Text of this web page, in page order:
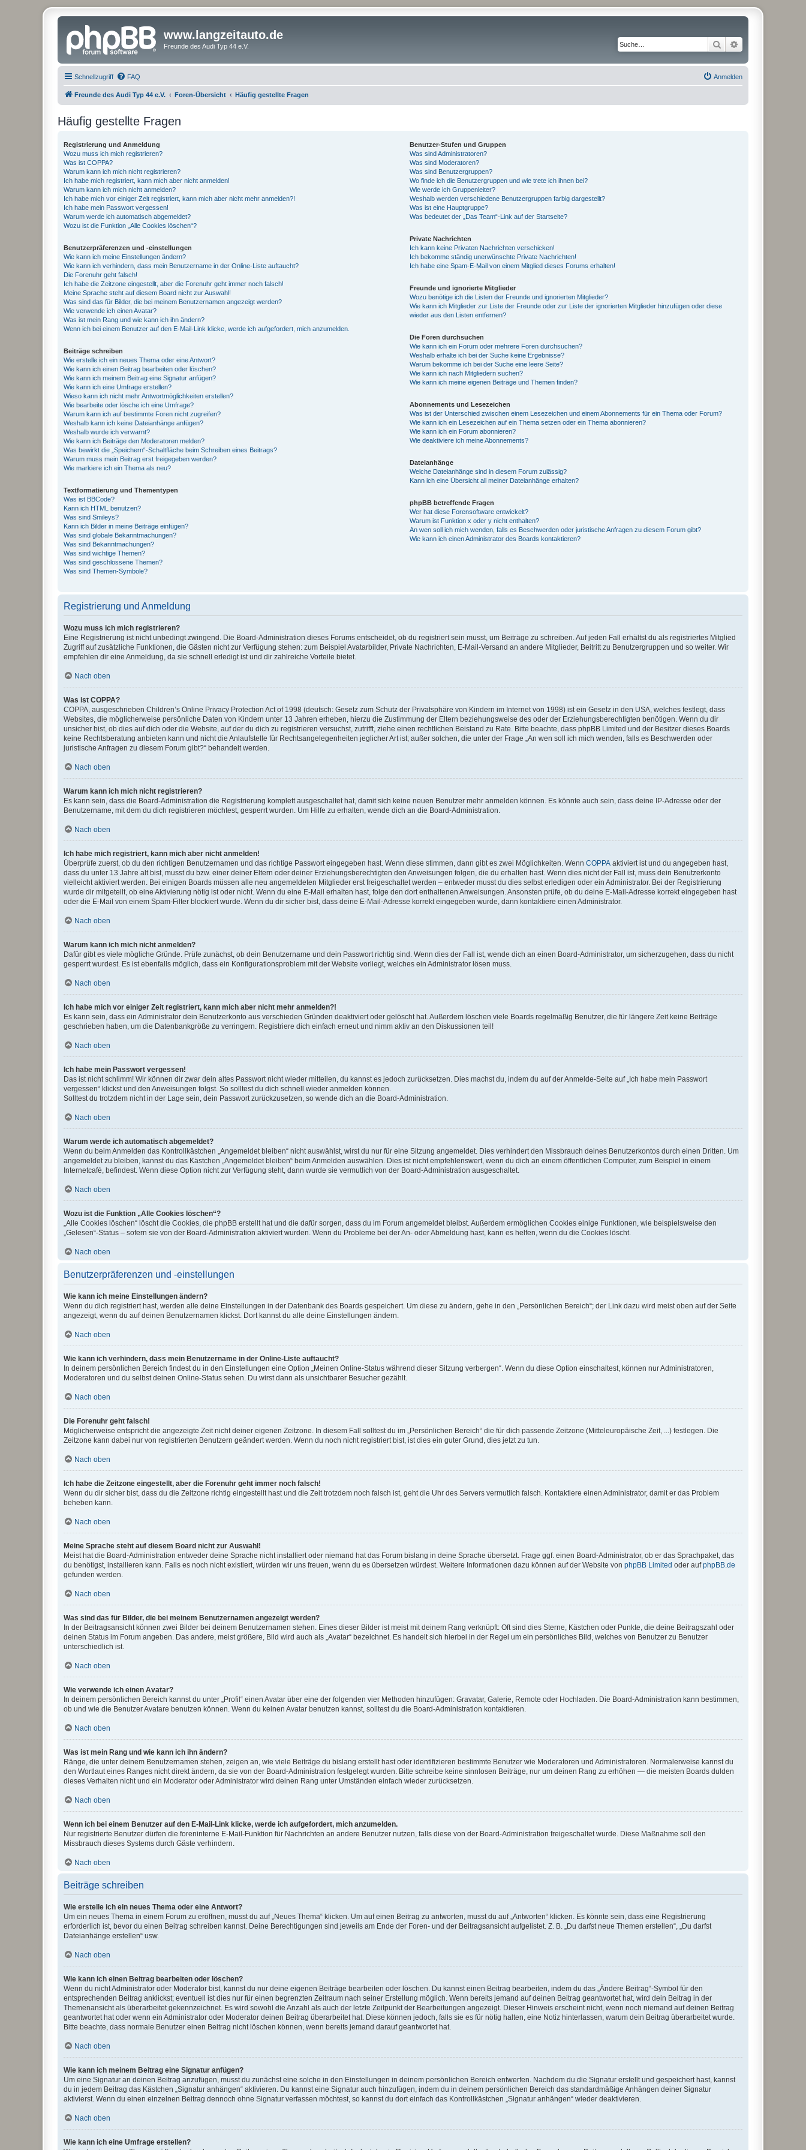
www.langzeitauto.de
Freunde des Audi Typ 44 e.V. Suche
Schnellzugriff FAQ Anmelden
Freunde des Audi Typ 44 e.V. Foren-Übersicht Häufig gestellte Fragen
Häufig gestellte Fragen
Registrierung und Anmeldung
Wozu muss ich mich registrieren?
Was ist COPPA?
Warum kann ich mich nicht registrieren?
Ich habe mich registriert, kann mich aber nicht anmelden!
Warum kann ich mich nicht anmelden?
Ich habe mich vor einiger Zeit registriert, kann mich aber nicht mehr anmelden?!
Ich habe mein Passwort vergessen!
Warum werde ich automatisch abgemeldet?
Wozu ist die Funktion „Alle Cookies löschen“?
Benutzerpräferenzen und -einstellungen
Wie kann ich meine Einstellungen ändern?
Wie kann ich verhindern, dass mein Benutzername in der Online-Liste auftaucht?
Die Forenuhr geht falsch!
Ich habe die Zeitzone eingestellt, aber die Forenuhr geht immer noch falsch!
Meine Sprache steht auf diesem Board nicht zur Auswahl!
Was sind das für Bilder, die bei meinem Benutzernamen angezeigt werden?
Wie verwende ich einen Avatar?
Was ist mein Rang und wie kann ich ihn ändern?
Wenn ich bei einem Benutzer auf den E-Mail-Link klicke, werde ich aufgefordert, mich anzumelden.
Beiträge schreiben
Wie erstelle ich ein neues Thema oder eine Antwort?
Wie kann ich einen Beitrag bearbeiten oder löschen?
Wie kann ich meinem Beitrag eine Signatur anfügen?
Wie kann ich eine Umfrage erstellen?
Wieso kann ich nicht mehr Antwortmöglichkeiten erstellen?
Wie bearbeite oder lösche ich eine Umfrage?
Warum kann ich auf bestimmte Foren nicht zugreifen?
Weshalb kann ich keine Dateianhänge anfügen?
Weshalb wurde ich verwarnt?
Wie kann ich Beiträge den Moderatoren melden?
Was bewirkt die „Speichern“-Schaltfläche beim Schreiben eines Beitrags?
Warum muss mein Beitrag erst freigegeben werden?
Wie markiere ich ein Thema als neu?
Textformatierung und Thementypen
Was ist BBCode?
Kann ich HTML benutzen?
Was sind Smileys?
Kann ich Bilder in meine Beiträge einfügen?
Was sind globale Bekanntmachungen?
Was sind Bekanntmachungen?
Was sind wichtige Themen?
Was sind geschlossene Themen?
Was sind Themen-Symbole?
Benutzer-Stufen und Gruppen
Was sind Administratoren?
Was sind Moderatoren?
Was sind Benutzergruppen?
Wo finde ich die Benutzergruppen und wie trete ich ihnen bei?
Wie werde ich Gruppenleiter?
Weshalb werden verschiedene Benutzergruppen farbig dargestellt?
Was ist eine Hauptgruppe?
Was bedeutet der „Das Team“-Link auf der Startseite?
Private Nachrichten
Ich kann keine Privaten Nachrichten verschicken!
Ich bekomme ständig unerwünschte Private Nachrichten!
Ich habe eine Spam-E-Mail von einem Mitglied dieses Forums erhalten!
Freunde und ignorierte Mitglieder
Wozu benötige ich die Listen der Freunde und ignorierten Mitglieder?
Wie kann ich Mitglieder zur Liste der Freunde oder zur Liste der ignorierten Mitglieder hinzufügen oder diese
wieder aus den Listen entfernen?
Die Foren durchsuchen
Wie kann ich ein Forum oder mehrere Foren durchsuchen?
Weshalb erhalte ich bei der Suche keine Ergebnisse?
Warum bekomme ich bei der Suche eine leere Seite?
Wie kann ich nach Mitgliedern suchen?
Wie kann ich meine eigenen Beiträge und Themen finden?
Abonnements und Lesezeichen
Was ist der Unterschied zwischen einem Lesezeichen und einem Abonnements für ein Thema oder Forum?
Wie kann ich ein Lesezeichen auf ein Thema setzen oder ein Thema abonnieren?
Wie kann ich ein Forum abonnieren?
Wie deaktiviere ich meine Abonnements?
Dateianhänge
Welche Dateianhänge sind in diesem Forum zulässig?
Kann ich eine Übersicht all meiner Dateianhänge erhalten?
phpBB betreffende Fragen
Wer hat diese Forensoftware entwickelt?
Warum ist Funktion x oder y nicht enthalten?
An wen soll ich mich wenden, falls es Beschwerden oder juristische Anfragen zu diesem Forum gibt?
Wie kann ich einen Administrator des Boards kontaktieren?
Registrierung und Anmeldung
Wozu muss ich mich registrieren?
Eine Registrierung ist nicht unbedingt zwingend. Die Board-Administration dieses Forums entscheidet, ob du registriert sein musst, um Beiträge zu schreiben. Auf jeden Fall erhältst du als registriertes Mitglied
Zugriff auf zusätzliche Funktionen, die Gästen nicht zur Verfügung stehen: zum Beispiel Avatarbilder, Private Nachrichten, E-Mail-Versand an andere Mitglieder, Beitritt zu Benutzergruppen und so weiter. Wir
empfehlen dir eine Anmeldung, da sie schnell erledigt ist und dir zahlreiche Vorteile bietet.
Nach oben
Was ist COPPA?
COPPA, ausgeschrieben Children’s Online Privacy Protection Act of 1998 (deutsch: Gesetz zum Schutz der Privatsphäre von Kindern im Internet von 1998) ist ein Gesetz in den USA, welches festlegt, dass
Websites, die möglicherweise persönliche Daten von Kindern unter 13 Jahren erheben, hierzu die Zustimmung der Eltern beziehungsweise des oder der Erziehungsberechtigten benötigen. Wenn du dir
unsicher bist, ob dies auf dich oder die Website, auf der du dich zu registrieren versuchst, zutrifft, ziehe einen rechtlichen Beistand zu Rate. Bitte beachte, dass phpBB Limited und der Besitzer dieses Boards
keine Rechtsberatung anbieten kann und nicht die Anlaufstelle für Rechtsangelegenheiten jeglicher Art ist; außer solchen, die unter der Frage „An wen soll ich mich wenden, falls es Beschwerden oder
juristische Anfragen zu diesem Forum gibt?“ behandelt werden.
Nach oben
Warum kann ich mich nicht registrieren?
Es kann sein, dass die Board-Administration die Registrierung komplett ausgeschaltet hat, damit sich keine neuen Benutzer mehr anmelden können. Es könnte auch sein, dass deine IP-Adresse oder der
Benutzername, mit dem du dich registrieren möchtest, gesperrt wurden. Um Hilfe zu erhalten, wende dich an die Board-Administration.
Nach oben
Ich habe mich registriert, kann mich aber nicht anmelden!
Überprüfe zuerst, ob du den richtigen Benutzernamen und das richtige Passwort eingegeben hast. Wenn diese stimmen, dann gibt es zwei Möglichkeiten. Wenn COPPA aktiviert ist und du angegeben hast,
dass du unter 13 Jahre alt bist, musst du bzw. einer deiner Eltern oder deiner Erziehungsberechtigten den Anweisungen folgen, die du erhalten hast. Wenn dies nicht der Fall ist, muss dein Benutzerkonto
vielleicht aktiviert werden. Bei einigen Boards müssen alle neu angemeldeten Mitglieder erst freigeschaltet werden – entweder musst du dies selbst erledigen oder ein Administrator. Bei der Registrierung
wurde dir mitgeteilt, ob eine Aktivierung nötig ist oder nicht. Wenn du eine E-Mail erhalten hast, folge den dort enthaltenen Anweisungen. Ansonsten prüfe, ob du deine E-Mail-Adresse korrekt eingegeben hast
oder die E-Mail von einem Spam-Filter blockiert wurde. Wenn du dir sicher bist, dass deine E-Mail-Adresse korrekt eingegeben wurde, dann kontaktiere einen Administrator.
Nach oben
Warum kann ich mich nicht anmelden?
Dafür gibt es viele mögliche Gründe. Prüfe zunächst, ob dein Benutzername und dein Passwort richtig sind. Wenn dies der Fall ist, wende dich an einen Board-Administrator, um sicherzugehen, dass du nicht
gesperrt wurdest. Es ist ebenfalls möglich, dass ein Konfigurationsproblem mit der Website vorliegt, welches ein Administrator lösen muss.
Nach oben
Ich habe mich vor einiger Zeit registriert, kann mich aber nicht mehr anmelden?!
Es kann sein, dass ein Administrator dein Benutzerkonto aus verschieden Gründen deaktiviert oder gelöscht hat. Außerdem löschen viele Boards regelmäßig Benutzer, die für längere Zeit keine Beiträge
geschrieben haben, um die Datenbankgröße zu verringern. Registriere dich einfach erneut und nimm aktiv an den Diskussionen teil!
Nach oben
Ich habe mein Passwort vergessen!
Das ist nicht schlimm! Wir können dir zwar dein altes Passwort nicht wieder mitteilen, du kannst es jedoch zurücksetzen. Dies machst du, indem du auf der Anmelde-Seite auf „Ich habe mein Passwort
vergessen“ klickst und den Anweisungen folgst. So solltest du dich schnell wieder anmelden können.
Solltest du trotzdem nicht in der Lage sein, dein Passwort zurückzusetzen, so wende dich an die Board-Administration.
Nach oben
Warum werde ich automatisch abgemeldet?
Wenn du beim Anmelden das Kontrollkästchen „Angemeldet bleiben“ nicht auswählst, wirst du nur für eine Sitzung angemeldet. Dies verhindert den Missbrauch deines Benutzerkontos durch einen Dritten. Um
angemeldet zu bleiben, kannst du das Kästchen „Angemeldet bleiben“ beim Anmelden auswählen. Dies ist nicht empfehlenswert, wenn du dich an einem öffentlichen Computer, zum Beispiel in einem
Internetcafé, befindest. Wenn diese Option nicht zur Verfügung steht, dann wurde sie vermutlich von der Board-Administration ausgeschaltet.
Nach oben
Wozu ist die Funktion „Alle Cookies löschen“?
„Alle Cookies löschen“ löscht die Cookies, die phpBB erstellt hat und die dafür sorgen, dass du im Forum angemeldet bleibst. Außerdem ermöglichen Cookies einige Funktionen, wie beispielsweise den
„Gelesen“-Status – sofern sie von der Board-Administration aktiviert wurden. Wenn du Probleme bei der An- oder Abmeldung hast, kann es helfen, wenn du die Cookies löscht.
Nach oben
Benutzerpräferenzen und -einstellungen
Wie kann ich meine Einstellungen ändern?
Wenn du dich registriert hast, werden alle deine Einstellungen in der Datenbank des Boards gespeichert. Um diese zu ändern, gehe in den „Persönlichen Bereich“; der Link dazu wird meist oben auf der Seite
angezeigt, wenn du auf deinen Benutzernamen klickst. Dort kannst du alle deine Einstellungen ändern.
Nach oben
Wie kann ich verhindern, dass mein Benutzername in der Online-Liste auftaucht?
In deinem persönlichen Bereich findest du in den Einstellungen eine Option „Meinen Online-Status während dieser Sitzung verbergen“. Wenn du diese Option einschaltest, können nur Administratoren,
Moderatoren und du selbst deinen Online-Status sehen. Du wirst dann als unsichtbarer Besucher gezählt.
Nach oben
Die Forenuhr geht falsch!
Möglicherweise entspricht die angezeigte Zeit nicht deiner eigenen Zeitzone. In diesem Fall solltest du im „Persönlichen Bereich“ die für dich passende Zeitzone (Mitteleuropäische Zeit, ...) festlegen. Die
Zeitzone kann dabei nur von registrierten Benutzern geändert werden. Wenn du noch nicht registriert bist, ist dies ein guter Grund, dies jetzt zu tun.
Nach oben
Ich habe die Zeitzone eingestellt, aber die Forenuhr geht immer noch falsch!
Wenn du dir sicher bist, dass du die Zeitzone richtig eingestellt hast und die Zeit trotzdem noch falsch ist, geht die Uhr des Servers vermutlich falsch. Kontaktiere einen Administrator, damit er das Problem
beheben kann.
Nach oben
Meine Sprache steht auf diesem Board nicht zur Auswahl!
Meist hat die Board-Administration entweder deine Sprache nicht installiert oder niemand hat das Forum bislang in deine Sprache übersetzt. Frage ggf. einen Board-Administrator, ob er das Sprachpaket, das
du benötigst, installieren kann. Falls es noch nicht existiert, würden wir uns freuen, wenn du es übersetzen würdest. Weitere Informationen dazu können auf der Website von phpBB Limited oder aufphpBB.de
gefunden werden.
Nach oben
Was sind das für Bilder, die bei meinem Benutzernamen angezeigt werden?
In der Beitragsansicht können zwei Bilder bei deinem Benutzernamen stehen. Eines dieser Bilder ist meist mit deinem Rang verknüpft: Oft sind dies Sterne, Kästchen oder Punkte, die deine Beitragszahl oder
deinen Status im Forum angeben. Das andere, meist größere, Bild wird auch als „Avatar“ bezeichnet. Es handelt sich hierbei in der Regel um ein persönliches Bild, welches von Benutzer zu Benutzer
unterschiedlich ist.
Nach oben
Wie verwende ich einen Avatar?
In deinem persönlichen Bereich kannst du unter „Profil“ einen Avatar über eine der folgenden vier Methoden hinzufügen: Gravatar, Galerie, Remote oder Hochladen. Die Board-Administration kann bestimmen,
ob und wie die Benutzer Avatare benutzen können. Wenn du keinen Avatar benutzen kannst, solltest du die Board-Administration kontaktieren.
Nach oben
Was ist mein Rang und wie kann ich ihn ändern?
Ränge, die unter deinem Benutzernamen stehen, zeigen an, wie viele Beiträge du bislang erstellt hast oder identifizieren bestimmte Benutzer wie Moderatoren und Administratoren. Normalerweise kannst du
den Wortlaut eines Ranges nicht direkt ändern, da sie von der Board-Administration festgelegt wurden. Bitte schreibe keine sinnlosen Beiträge, nur um deinen Rang zu erhöhen — die meisten Boards dulden
dieses Verhalten nicht und ein Moderator oder Administrator wird deinen Rang unter Umständen einfach wieder zurücksetzen.
Nach oben
Wenn ich bei einem Benutzer auf den E-Mail-Link klicke, werde ich aufgefordert, mich anzumelden.
Nur registrierte Benutzer dürfen die foreninterne E-Mail-Funktion für Nachrichten an andere Benutzer nutzen, falls diese von der Board-Administration freigeschaltet wurde. Diese Maßnahme soll den
Missbrauch dieses Systems durch Gäste verhindern.
Nach oben
Beiträge schreiben
Wie erstelle ich ein neues Thema oder eine Antwort?
Um ein neues Thema in einem Forum zu eröffnen, musst du auf „Neues Thema“ klicken. Um auf einen Beitrag zu antworten, musst du auf „Antworten“ klicken. Es könnte sein, dass eine Registrierung
erforderlich ist, bevor du einen Beitrag schreiben kannst. Deine Berechtigungen sind jeweils am Ende der Foren- und der Beitragsansicht aufgelistet. Z. B. „Du darfst neue Themen erstellen“, „Du darfst
Dateianhänge erstellen“ usw.
Nach oben
Wie kann ich einen Beitrag bearbeiten oder löschen?
Wenn du nicht Administrator oder Moderator bist, kannst du nur deine eigenen Beiträge bearbeiten oder löschen. Du kannst einen Beitrag bearbeiten, indem du das „Ändere Beitrag“-Symbol für den
entsprechenden Beitrag anklickst; eventuell ist dies nur für einen begrenzten Zeitraum nach seiner Erstellung möglich. Wenn bereits jemand auf deinen Beitrag geantwortet hat, wird dein Beitrag in der
Themenansicht als überarbeitet gekennzeichnet. Es wird sowohl die Anzahl als auch der letzte Zeitpunkt der Bearbeitungen angezeigt. Dieser Hinweis erscheint nicht, wenn noch niemand auf deinen Beitrag
geantwortet hat oder wenn ein Administrator oder Moderator deinen Beitrag überarbeitet hat. Diese können jedoch, falls sie es für nötig halten, eine Notiz hinterlassen, warum dein Beitrag überarbeitet wurde.
Bitte beachte, dass normale Benutzer einen Beitrag nicht löschen können, wenn bereits jemand darauf geantwortet hat.
Nach oben
Wie kann ich meinem Beitrag eine Signatur anfügen?
Um eine Signatur an deinen Beitrag anzufügen, musst du zunächst eine solche in den Einstellungen in deinem persönlichen Bereich entwerfen. Nachdem du die Signatur erstellt und gespeichert hast, kannst
du in jedem Beitrag das Kästchen „Signatur anhängen“ aktivieren. Du kannst eine Signatur auch hinzufügen, indem du in deinem persönlichen Bereich das standardmäßige Anhängen deiner Signatur
aktivierst. Wenn du einen einzelnen Beitrag dennoch ohne Signatur verfassen möchtest, so kannst du dort einfach das Kontrollkästchen „Signatur anhängen“ wieder deaktivieren.
Nach oben
Wie kann ich eine Umfrage erstellen?